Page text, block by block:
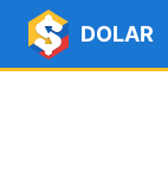
DOLAR